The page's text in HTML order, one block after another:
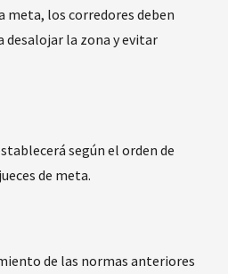
meta, los corredores deben
desalojar la zona y evitar
según el orden de
de meta.
de las normas anteriores